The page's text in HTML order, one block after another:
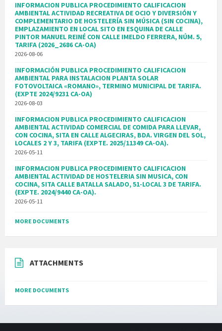
INFORMACION PUBLICA PROCEDIMIENTO CALIFICACION
AMBIENTAL ACTIVIDAD RECREATIVA DE OCIO Y DIVERSIÓN Y
COMPLEMENTARIO DE HOSTELERÍA SIN MÚSICA (SIN COCINA),
EMPLAZAMIENTO EN LOCAL SITO EN ESQUINA DE CALLE
PINTOR MANUEL REINÉ CON CALLE IMELDO FERRERA, NÚM. 5,
TARIFA (2026_2686 CA-OA)
2026-08-06
INFORMACIÓN PUBLICA PROCEDIMIENTO CALIFICACION
AMBIENTAL PARA INSTALACION PLANTA SOLAR
FOTOVOLTAICA «ROMANO», TERMINO MUNICIPAL DE TARIFA.
(EXPTE 2024/9231 CA-OA)
2026-08-03
INFORMACION PUBLICA PROCEDIMIENTO CALIFICACION
AMBIENTAL ACTIVIDAD COMERCIAL DE COMIDA PARA LLEVAR,
CON COCINA, SITA EN CALLE ALGECIRAS, BDA. VIRGEN DEL SOL,
LOCALES 2 Y 3, TARIFA (EXPTE. 2025/11349 CA-OA).
2026-05-11
INFORMACION PUBLICA PROCEDIMIENTO CALIFICACION
AMBIENTAL ACTIVIDAD DE HOSTELERIA SIN MUSICA, CON
COCINA, SITA CALLE BATALLA SALADO, 51-LOCAL 3 DE TARIFA.
(EXPTE. 2024/9440 CA-OA).
2026-05-11
MORE DOCUMENTS
ATTACHMENTS
MORE DOCUMENTS